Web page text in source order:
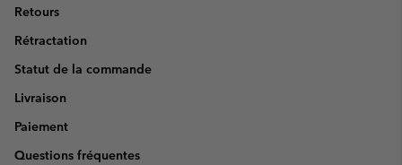
Retours
Rétractation
Statut de la commande
Livraison
Paiement
Questions fréquentes